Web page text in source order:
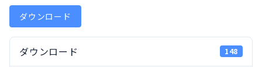
ダウンロード
ダウンロード 148